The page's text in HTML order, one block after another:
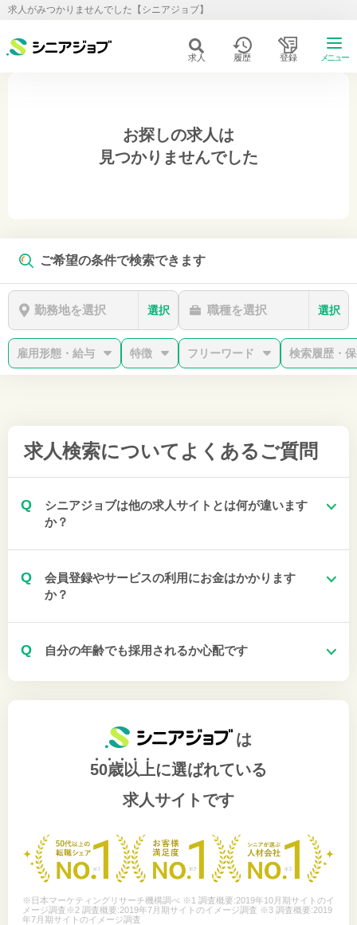
求人がみつかりませんでした【シニアジョブ】
求人 履歴 登録 メニュー
お探しの求人は
見つかりませんでした
ご希望の条件で検索できます
勤務地を選択 選択 職種を選択 選択
雇用形態・給与 特徴 フリーワード 検索履歴・
求人検索について よくあるご質問
Q
シニアジョブは他の求人サイトとは何が違います
か？
Q
会員登録やサービスの利用にお金はかかります
か？
Q 自分の年齢でも採用されるか心配です
は
50歳以上に選ばれている
求人サイトです
※日本マーケティングリサーチ機構調べ ※1 調査概要:2019年10月期サイトのイ
メージ調査※2 調査概要:2019年7月期サイトのイメージ調査 ※3 調査概要:2019
年7月期サイトのイメージ調査